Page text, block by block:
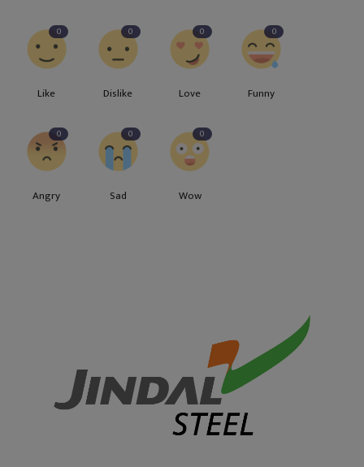
0
Like
0
Dislike
0
Love
0
Funny
0
Angry
0
Sad
0
Wow